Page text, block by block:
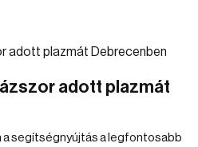
adott plazmát
a segítségnyújtás a legfontosabb